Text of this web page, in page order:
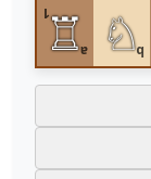
1
a
♖ b
♘